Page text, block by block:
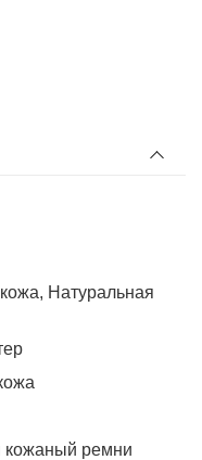
Натуральная
кожаный ремни